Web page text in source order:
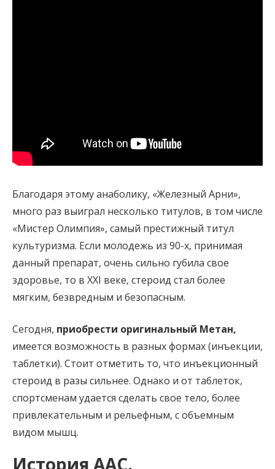
Благодаря этому анаболику, «Железный Арни»,
много раз выиграл несколько титулов, в том числе
«Мистер Олимпия», самый престижный титул
культуризма. Если молодежь из 90-х, принимая
данный препарат, очень сильно губила свое
здоровье, то в ХХI веке, стероид стал более
мягким, безвредным и безопасным.
Сегодня, приобрести оригинальный Метан,
имеется возможность в разных формах (инъекции,
таблетки). Стоит отметить то, что инъекционный
стероид в разы сильнее. Однако и от таблеток,
спортсменам удается сделать свое тело, более
привлекательным и рельефным, с объемным
видом мышц.
История ААС.